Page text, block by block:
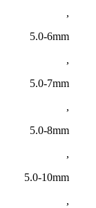
,
5.0-6mm
,
5.0-7mm
,
5.0-8mm
,
5.0-10mm
,